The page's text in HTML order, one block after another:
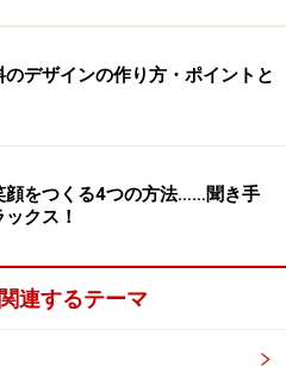
ックスさせようという方法で
ークがスベってしまい、よ
ので、ある種上級編かもし
みの異性」だと想像し
ません。だって、カボチャの
のデザインの作り方・ポイントと
顔をつくる4つの方法……聞き手
クス！
連するテーマ